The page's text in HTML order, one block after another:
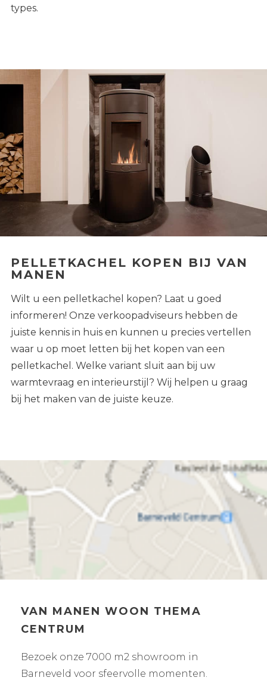
types.
PELLETKACHEL KOPEN BIJ VAN
MANEN
Wilt u een pelletkachel kopen? Laat u goed
informeren! Onze verkoopadviseurs hebben de
juiste kennis in huis en kunnen u precies vertellen
waar u op moet letten bij het kopen van een
pelletkachel. Welke variant sluit aan bij uw
warmtevraag en interieurstijl? Wij helpen u graag
bij het maken van de juiste keuze.
VAN MANEN WOON THEMA
CENTRUM
Bezoek onze 7000 m2 showroom in
Barneveld voor sfeervolle momenten.